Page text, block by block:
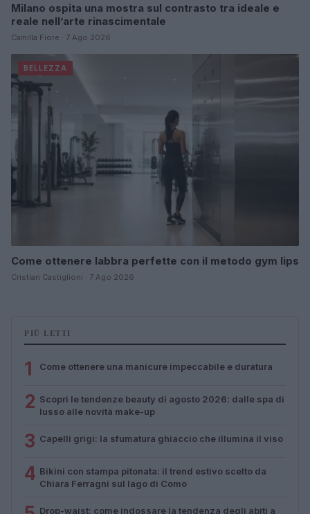
Milano ospita una mostra sul contrasto tra ideale e
reale nell’arte rinascimentale
Camilla Fiore · 7 Ago 2026
BELLEZZA
Come ottenere labbra perfette con il metodo gym lips
Cristian Castiglioni · 7 Ago 2026
PIÙ LETTI
1 Come ottenere una manicure impeccabile e duratura
2 Scopri le tendenze beauty di agosto 2026: dalle spa di
lusso alle novità make-up
3 Capelli grigi: la sfumatura ghiaccio che illumina il viso
4 Bikini con stampa pitonata: il trend estivo scelto da
Chiara Ferragni sul lago di Como
Drop-waist: come indossare la tendenza degli abiti a